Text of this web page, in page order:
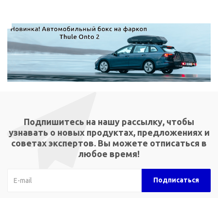
Подпишитесь на нашу рассылку, чтобы
узнавать о новых продуктах, предложениях и
советах экспертов. Вы можете отписаться в
любое время!